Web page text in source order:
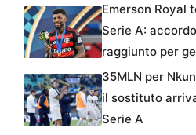
Emerson Royal
Serie A: accordo
raggiunto per
35MLN per
il sostituto
Serie A